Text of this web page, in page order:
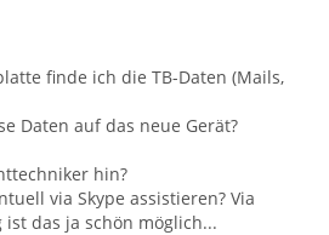
finde ich die TB-Daten (Mails,
Daten auf das neue Gerät?
hin?
via Skype assistieren? Via
das ja schön möglich...